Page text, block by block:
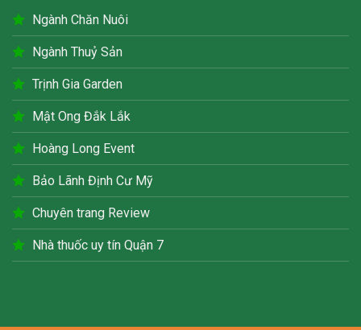
Ngành Chăn Nuôi
Ngành Thuỷ Sản
Trịnh Gia Garden
Mật Ong Đắk Lắk
Hoàng Long Event
Bảo Lãnh Định Cư Mỹ
Chuyên trang Review
Nhà thuốc uy tín Quận 7